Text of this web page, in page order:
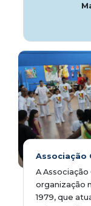
Associação
A
organização
1979, que